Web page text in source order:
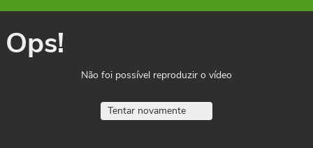
Ops!
Não foi possível reproduzir o vídeo
Tentar novamente